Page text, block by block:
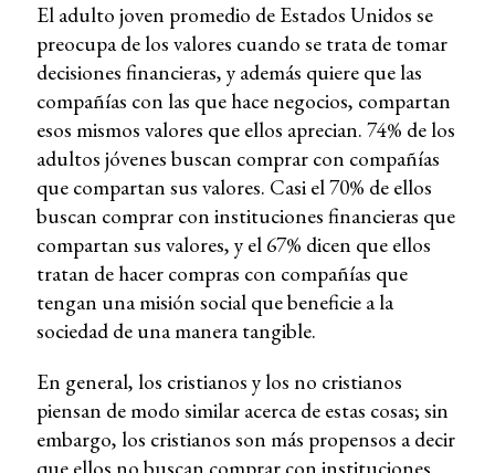
El adulto joven promedio de Estados Unidos se
preocupa de los valores cuando se trata de tomar
decisiones financieras, y además quiere que las
compañías con las que hace negocios, compartan
esos mismos valores que ellos aprecian. 74% de los
adultos jóvenes buscan comprar con compañías
que compartan sus valores. Casi el 70% de ellos
buscan comprar con instituciones financieras que
compartan sus valores, y el 67% dicen que ellos
tratan de hacer compras con compañías que
tengan una misión social que beneficie a la
sociedad de una manera tangible.
En general, los cristianos y los no cristianos
piensan de modo similar acerca de estas cosas; sin
embargo, los cristianos son más propensos a decir